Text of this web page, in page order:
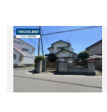
け
取
る
・